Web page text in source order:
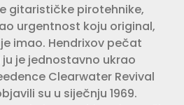
gitarističke pirotehnike,
urgentnost koju original,
imao. Hendrixov pečat
je jednostavno ukrao
Clearwater Revival
su u siječnju 1969.